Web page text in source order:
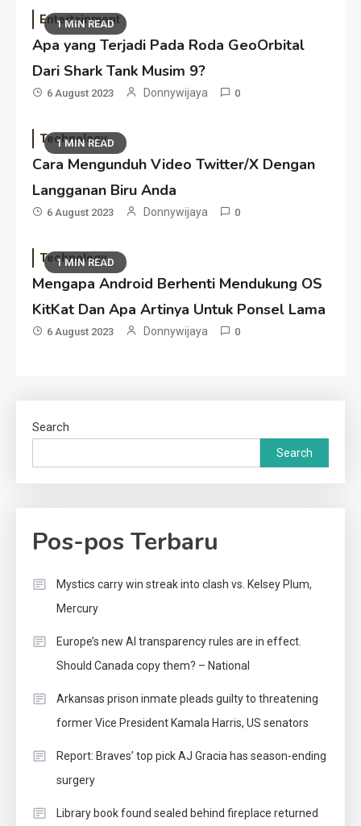
1 MIN READ
Entertainment
Apa yang Terjadi Pada Roda GeoOrbital
Dari Shark Tank Musim 9?
6 August 2023 Donnywijaya 0
1 MIN READ
Technology
Cara Mengunduh Video Twitter/X Dengan
Langganan Biru Anda
6 August 2023 Donnywijaya 0
1 MIN READ
Technology
Mengapa Android Berhenti Mendukung OS
KitKat Dan Apa Artinya Untuk Ponsel Lama
6 August 2023 Donnywijaya 0
Search
Search
Pos-pos Terbaru
Mystics carry win streak into clash vs. Kelsey Plum,
Mercury
Europe’s new AI transparency rules are in effect.
Should Canada copy them? – National
Arkansas prison inmate pleads guilty to threatening
former Vice President Kamala Harris, US senators
Report: Braves’ top pick AJ Gracia has season-ending
surgery
Library book found sealed behind fireplace returned